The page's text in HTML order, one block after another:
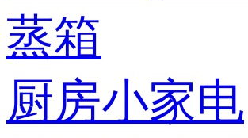
蒸箱
厨房小家电